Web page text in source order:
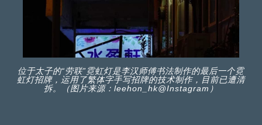
位于太子的“劳联”霓虹灯是李汉师傅书法制作的最后一个霓
虹灯招牌，运用了繁体字手写招牌的技术制作，目前已遭清
拆。（图片来源：leehon_hk@Instagram）